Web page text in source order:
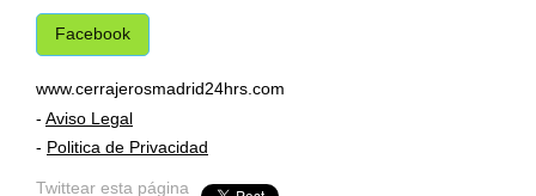
Facebook
www.cerrajerosmadrid24hrs.com
- Aviso Legal
- Politica de Privacidad
Twittear esta página